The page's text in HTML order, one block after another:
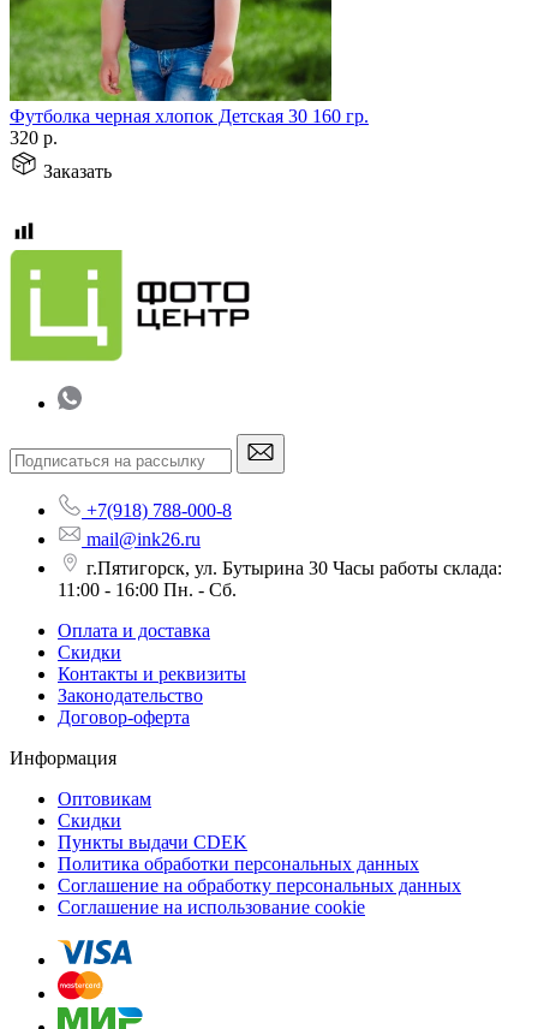
Футболка черная хлопок Детская 30 160 гр.
320 р.
Заказать
+7(918) 788-000-8
mail@ink26.ru
г.Пятигорск, ул. Бутырина 30 Часы работы склада:
11:00 - 16:00 Пн. - Сб.
Оплата и доставка
Скидки
Контакты и реквизиты
Законодательство
Договор-оферта
Информация
Оптовикам
Скидки
Пункты выдачи CDEK
Политика обработки персональных данных
Соглашение на обработку персональных данных
Соглашение на использование cookie